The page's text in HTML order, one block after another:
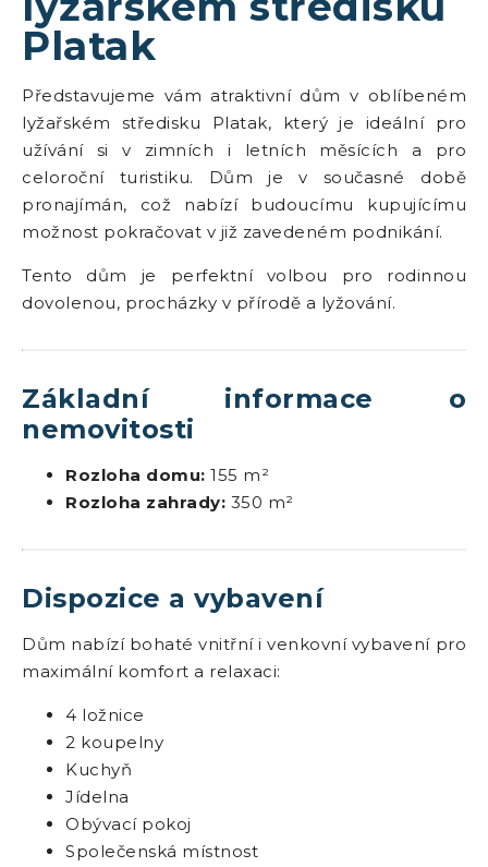
Platak
Představujeme vám atraktivní dům v oblíbeném
lyžařském středisku Platak, který je ideální pro
užívání si v zimních i letních měsících a pro
celoroční turistiku. Dům je v současné době
pronajímán, což nabízí budoucímu kupujícímu
možnost pokračovat v již zavedeném podnikání.
Tento dům je perfektní volbou pro rodinnou
dovolenou, procházky v přírodě a lyžování.
Základní informace o
nemovitosti
Rozloha domu: 155 m²
Rozloha zahrady: 350 m²
Dispozice a vybavení
Dům nabízí bohaté vnitřní i venkovní vybavení pro
maximální komfort a relaxaci:
4 ložnice
2 koupelny
Kuchyň
Jídelna
Obývací pokoj
Společenská místnost